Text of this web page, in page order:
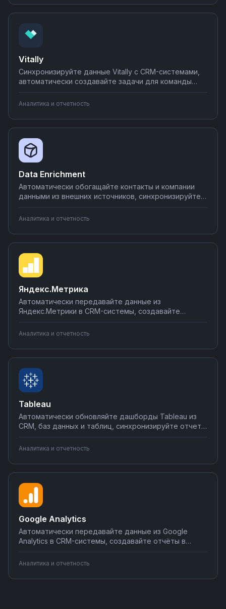
комплексной аналитики за час.
Vitally
Синхронизируйте данные Vitally с CRM-системами,
автоматически создавайте задачи для команды
отправляйте уведомления о рисках оттока в Slack.
от простых уведомлений до сложных воронок
удержания клиентов.
Аналитика и отчетность
Data Enrichment
Автоматически обогащайте контакты и компании
данными из внешних источников, синхронизируйте с
полные профили клиентов. Настраивайте
превращайте неполные данные в ценную
информацию за минуты.
Аналитика и отчетность
Яндекс.Метрика
Автоматически передавайте данные из
Яндекс.Метрики в CRM-системы, создавайте
о целях в мессенджеры. Синхронизируйте метрики
интеграции Nodul — настройка за несколько минут
без кода.
Аналитика и отчетность
Tableau
Автоматически обновляйте дашборды Tableau из
CRM, баз данных и таблиц, синхронизируйте отчеты
об изменениях в визуализациях. Настраивайте
простые сценарии за 5 минут.
Аналитика и отчетность
Google Analytics
Автоматически передавайте данные из Google
Analytics в CRM-системы, создавайте отчёты в
Slack и почту. Синхронизируйте веб-аналитику с
Nodul — настройка за 10 минут без
Аналитика и отчетность